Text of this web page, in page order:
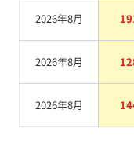
2026年8月
2026年8月
2026年8月